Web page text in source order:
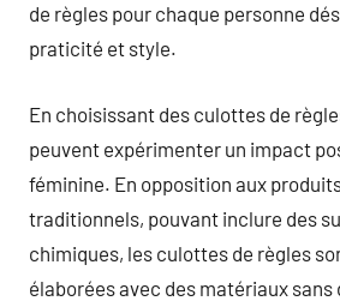
de règles pour chaque personne
praticité et style.
En choisissant des culottes de
peuvent expérimenter un impact
féminine. En opposition aux
traditionnels, pouvant inclure des
chimiques, les culottes de règles
élaborées avec des matériaux sans